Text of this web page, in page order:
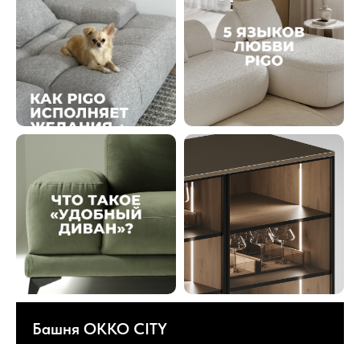
Башня OKKO CITY